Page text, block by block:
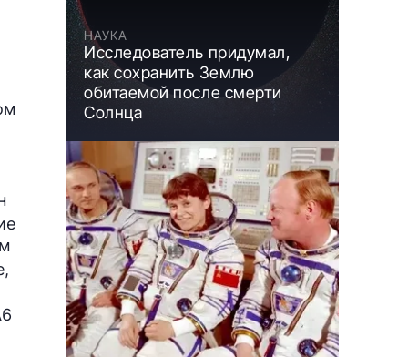
НАУКА
Исследователь придумал,
как сохранить Землю
обитаемой после смерти
Солнца